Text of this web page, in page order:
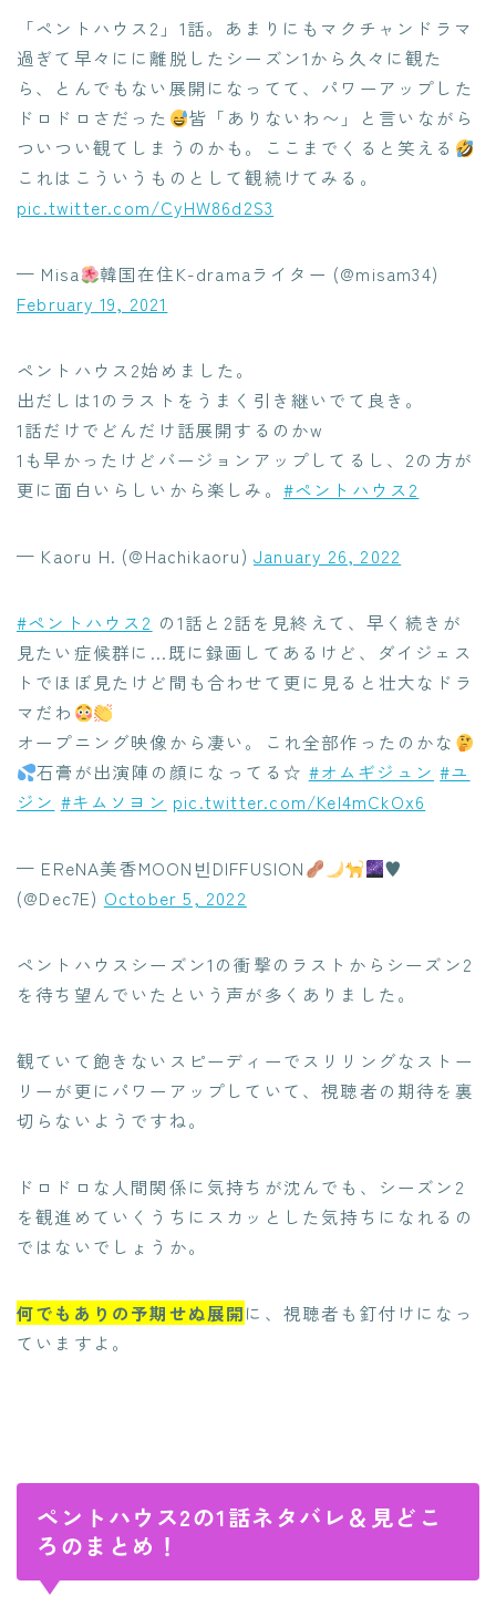
「ペントハウス2」1話。あまりにもマクチャンドラマ
過ぎて早々にに離脱したシーズン1から久々に観た
ら、とんでもない展開になってて、パワーアップした
ドロドロさだった
皆「ありないわ〜」と言いながら
ついつい観てしまうのかも。ここまでくると笑える
これはこういうものとして観続けてみる。
pic.twitter.com/CyHW86d2S3
— Misa
韓国在住K-dramaライター (@misam34)
February 19, 2021
ペントハウス2始めました。
出だしは1のラストをうまく引き継いでて良き。
1話だけでどんだけ話展開するのかw
1も早かったけどバージョンアップしてるし、2の方が
更に面白いらしいから楽しみ。 #ペントハウス2
— Kaoru H. (@Hachikaoru) January 26, 2022
#ペントハウス2 の1話と2話を見終えて、早く続きが
見たい症候群に…既に録画してあるけど、ダイジェス
トでほぼ見たけど間も合わせて更に見ると壮大なドラ
マだわ
オープニング映像から凄い。これ全部作ったのかな
石膏が出演陣の顔になってる☆ #オムギジュン #ユ
ジン #キムソヨン pic.twitter.com/Kel4mCkOx6
— EReNA美香MOON빈DIFFUSION
♥
(@Dec7E) October 5, 2022
ペントハウスシーズン1の衝撃のラストからシーズン2
を待ち望んでいたという声が多くありました。
観ていて飽きないスピーディーでスリリングなストー
リーが更にパワーアップしていて、視聴者の期待を裏
切らないようですね。
ドロドロな人間関係に気持ちが沈んでも、シーズン2
を観進めていくうちにスカッとした気持ちになれるの
ではないでしょうか。
何でもありの予期せぬ展開に、視聴者も釘付けになっ
ていますよ。
ペントハウス2の1話ネタバレ＆見どこ
ろのまとめ！